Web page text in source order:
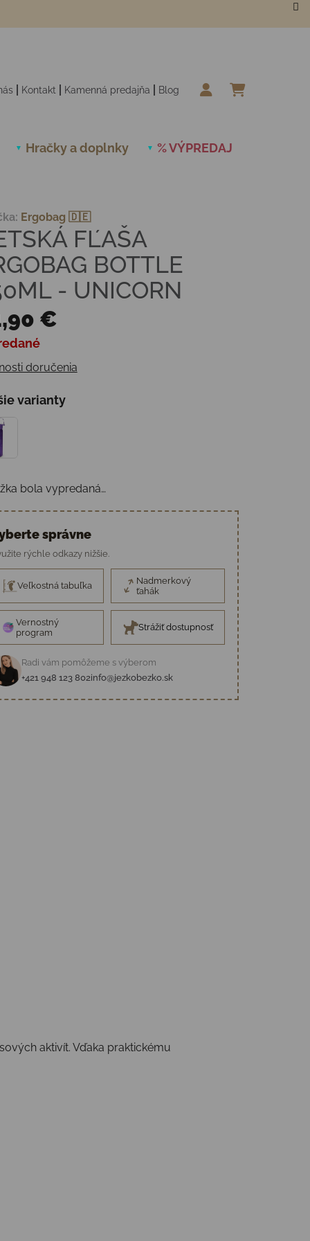
Kontakt Kamenná predajňa Blog
Hračky a doplnky % VÝPREDAJ
FĽAŠA
BOTTLE
- UNICORN
Ergobag 🇩🇪
€
cena:
doručenia
varianty
bola vypredaná…
správne
rýchle odkazy nižšie.
Veľkostná tabuľka
Nadmerkový
ťahák
Vernostný
program
Strážiť dostupnosť
Radi vám pomôžeme s výberom
+421 948 123 802info@jezkobezko.sk
aktivít. Vďaka praktickému